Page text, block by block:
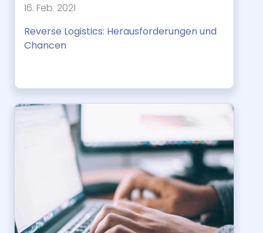
16. Feb. 2021
Reverse Logistics: Herausforderungen und
Chancen